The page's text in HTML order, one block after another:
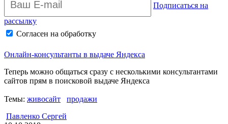
Подписаться на
рассылку
Согласен на обработку
Онлайн-консультанты в выдаче Яндекса
Теперь можно общаться сразу с несколькими консультантами
сайтов прям в поисковой выдаче Яндекса
Темы: живосайт
продажи
Павленко Сергей